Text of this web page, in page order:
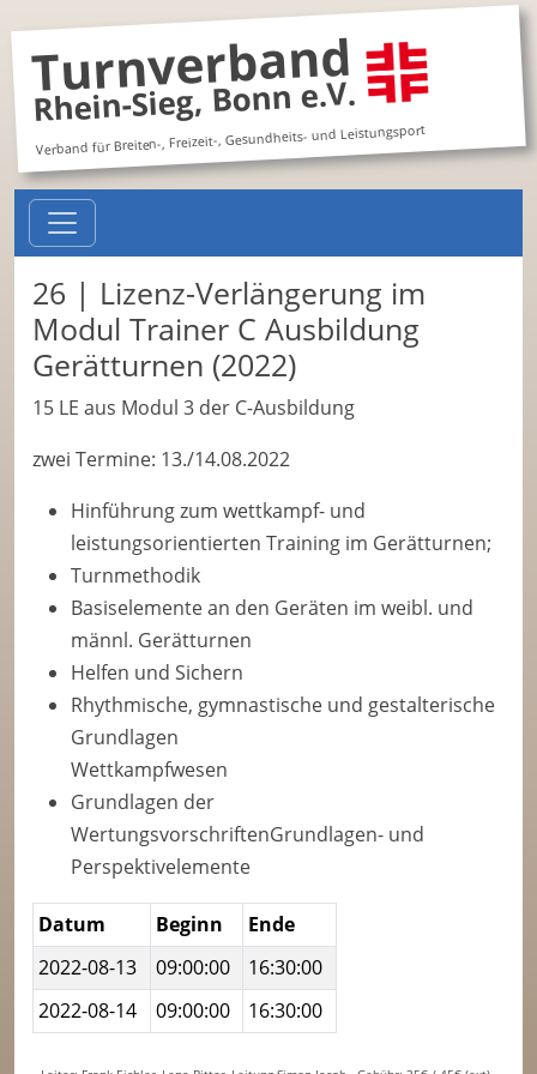
Turnverband
Rhein-Sieg, Bonn e.V.
Verband für Breiten-, Freizeit-, Gesundheits- und Leistungsport
26 | Lizenz-Verlängerung im
Modul Trainer C Ausbildung
Gerätturnen (2022)
15 LE aus Modul 3 der C-Ausbildung
zwei Termine: 13./14.08.2022
Hinführung zum wettkampf- und
leistungsorientierten Training im Gerätturnen;
Turnmethodik
Basiselemente an den Geräten im weibl. und
männl. Gerätturnen
Helfen und Sichern
Rhythmische, gymnastische und gestalterische
Grundlagen
Wettkampfwesen
Grundlagen der
WertungsvorschriftenGrundlagen- und
Perspektivelemente
Datum Beginn
Ende
2022-08-13
09:00:00
16:30:00
2022-08-14
09:00:00 16:30:00